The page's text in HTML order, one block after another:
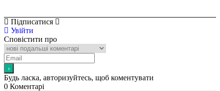
Підписатися
Увійти
Сповістити про
Будь ласка, авторизуйтесь, щоб коментувати
0 Коментарі